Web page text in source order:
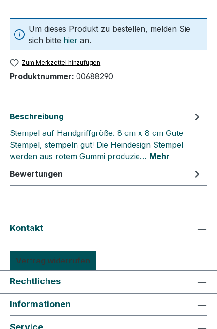
Um dieses Produkt zu bestellen, melden Sie
sich bitte hier an.
Zum Merkzettel hinzufügen
Produktnummer: 00688290
Beschreibung
Stempel auf Handgriffgröße: 8 cm x 8 cm Gute
Stempel, stempeln gut! Die Heindesign Stempel
werden aus rotem Gummi produzie… Mehr
Bewertungen
Kontakt
Vertrag widerrufen
Rechtliches
Informationen